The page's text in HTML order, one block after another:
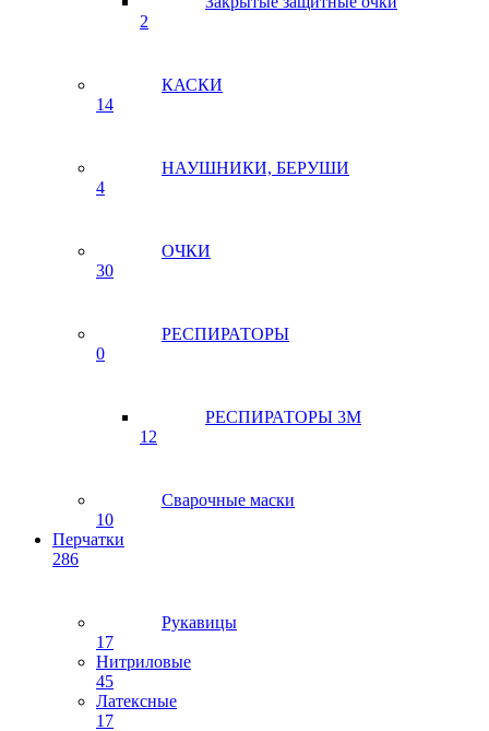
2
КАСКИ
14
НАУШНИКИ, БЕРУШИ
4
ОЧКИ
30
РЕСПИРАТОРЫ
0
РЕСПИРАТОРЫ 3М
12
Сварочные маски
10
Перчатки
286
Рукавицы
17
Нитриловые
45
Латексные
17